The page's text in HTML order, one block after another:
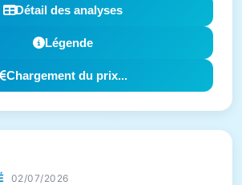
Détail des analyses
Légende
Chargement du prix...
02/07/2026